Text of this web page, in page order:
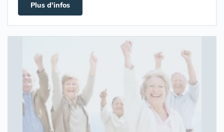
Plus d'infos